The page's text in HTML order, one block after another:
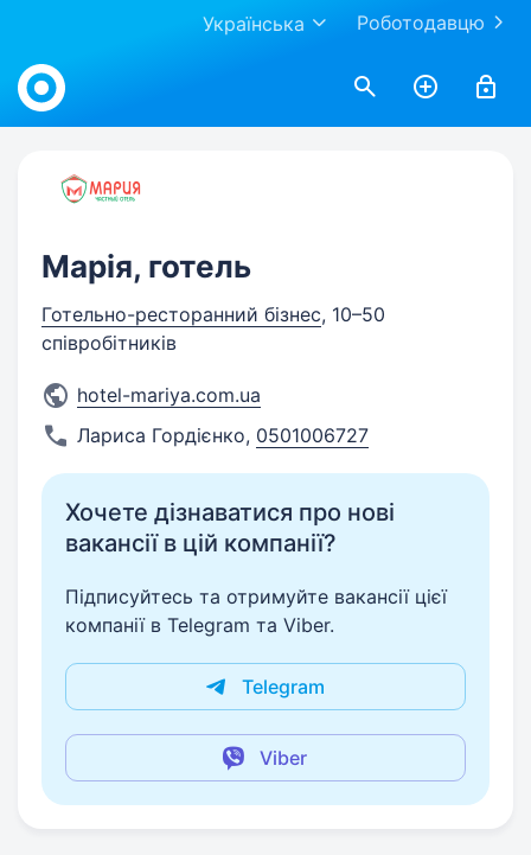
Роботодавцю
Українська
Work.ua
Марія, готель
Готельно-ресторанний бізнес, 10–50
співробітників
hotel-mariya.com.ua
Лариса Гордієнко, 0501006727
Хочете дізнаватися про нові
вакансії в цій компанії?
Підписуйтесь та отримуйте вакансії цієї
компанії в Telegram та Viber.
Telegram
Viber